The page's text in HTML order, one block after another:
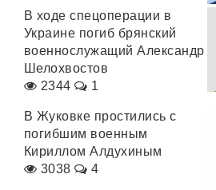
В ходе спецоперации в
Украине погиб брянский
военнослужащий Александр
Шелохвостов
2344
1
В Жуковке простились с
погибшим военным
Кириллом Алдухиным
3038
4